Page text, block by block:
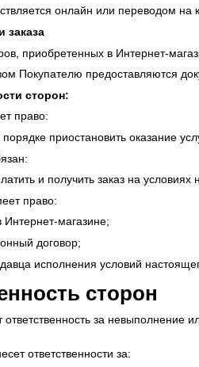
онлайн или переводом на
заказа
приобретенных в Интернет-
Покупателю предоставляются
сторон:
право:
приостановить оказание
и получить заказ на условиях
право:
магазине;
договор;
исполнения условий
сторон
ответственность за
ответственности за: